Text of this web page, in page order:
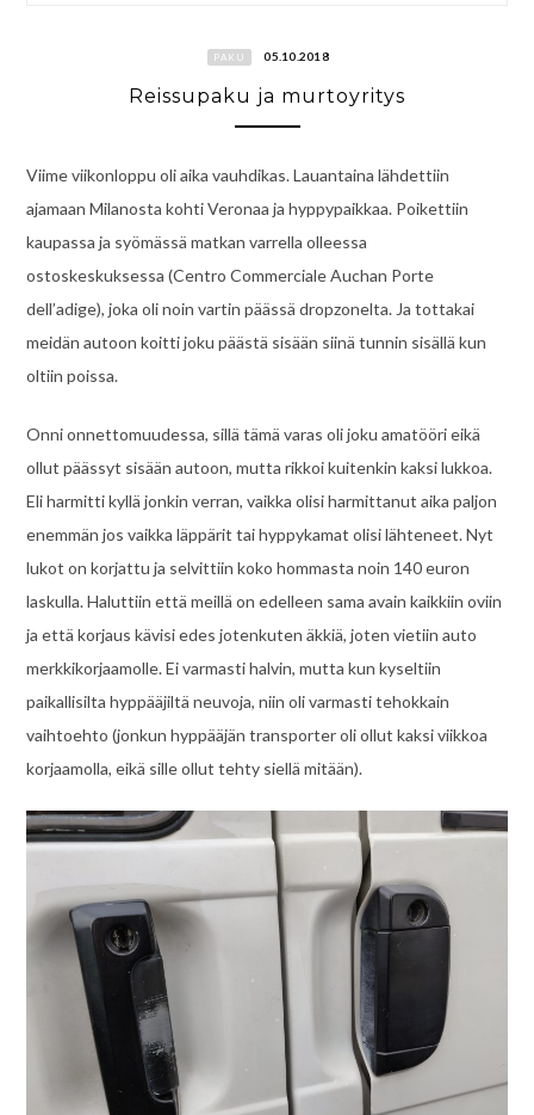
PAKU 05.10.2018
Reissupaku ja murtoyritys
Viime viikonloppu oli aika vauhdikas. Lauantaina lähdettiin
ajamaan Milanosta kohti Veronaa ja hyppypaikkaa. Poikettiin
kaupassa ja syömässä matkan varrella olleessa
ostoskeskuksessa (Centro Commerciale Auchan Porte
dell’adige), joka oli noin vartin päässä dropzonelta. Ja tottakai
meidän autoon koitti joku päästä sisään siinä tunnin sisällä kun
oltiin poissa.
Onni onnettomuudessa, sillä tämä varas oli joku amatööri eikä
ollut päässyt sisään autoon, mutta rikkoi kuitenkin kaksi lukkoa.
Eli harmitti kyllä jonkin verran, vaikka olisi harmittanut aika paljon
enemmän jos vaikka läppärit tai hyppykamat olisi lähteneet. Nyt
lukot on korjattu ja selvittiin koko hommasta noin 140 euron
laskulla. Haluttiin että meillä on edelleen sama avain kaikkiin oviin
ja että korjaus kävisi edes jotenkuten äkkiä, joten vietiin auto
merkkikorjaamolle. Ei varmasti halvin, mutta kun kyseltiin
paikallisilta hyppääjiltä neuvoja, niin oli varmasti tehokkain
vaihtoehto (jonkun hyppääjän transporter oli ollut kaksi viikkoa
korjaamolla, eikä sille ollut tehty siellä mitään).